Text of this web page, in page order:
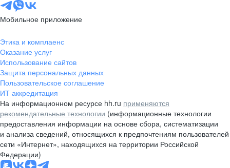
Мобильное приложение
Этика и комплаенс
Оказание услуг
Использование сайтов
Защита персональных данных
Пользовательское соглашение
ИТ аккредитация
На информационном ресурсе hh.ru применяются
рекомендательные технологии (информационные технологии
предоставления информации на основе сбора, систематизации
и анализа сведений, относящихся к предпочтениям пользователей
сети «Интернет», находящихся на территории Российской
Федерации)